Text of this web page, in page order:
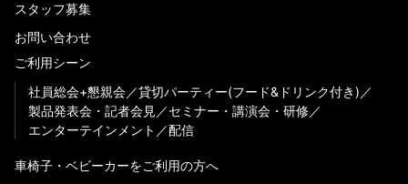
スタッフ募集
お問い合わせ
ご利用シーン
社員総会+懇親会
貸切パーティー(フード&ドリンク付き)
製品発表会・記者会見
セミナー・講演会・研修
エンターテインメント
配信
車椅子・ベビーカーをご利用の方へ